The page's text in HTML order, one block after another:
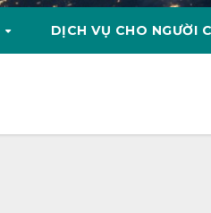
DỊCH VỤ CHO NGƯỜI